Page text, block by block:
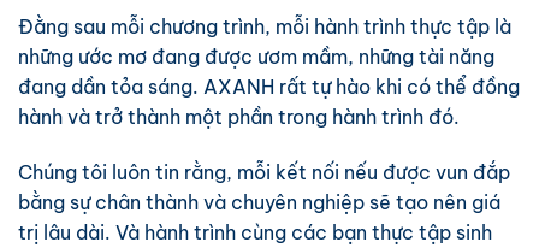
Đằng sau mỗi chương trình, mỗi hành trình thực tập là
những ước mơ đang được ươm mầm, những tài năng
đang dần tỏa sáng. AXANH rất tự hào khi có thể đồng
hành và trở thành một phần trong hành trình đó.
Chúng tôi luôn tin rằng, mỗi kết nối nếu được vun đắp
bằng sự chân thành và chuyên nghiệp sẽ tạo nên giá
trị lâu dài. Và hành trình cùng các bạn thực tập sinh